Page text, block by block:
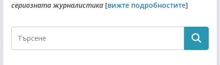
сериозната журналистика [вижте подробностите]